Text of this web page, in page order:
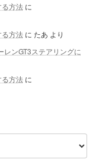
方法に
方法に たあ より
レンGT3ステアリングに
方法に